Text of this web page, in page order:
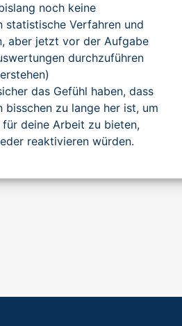
noch keine
statistische Verfahren und
aber jetzt vor der Aufgabe
durchzuführen
das Gefühl haben, dass
zu lange her ist, um
deine Arbeit zu bieten,
reaktivieren würden.